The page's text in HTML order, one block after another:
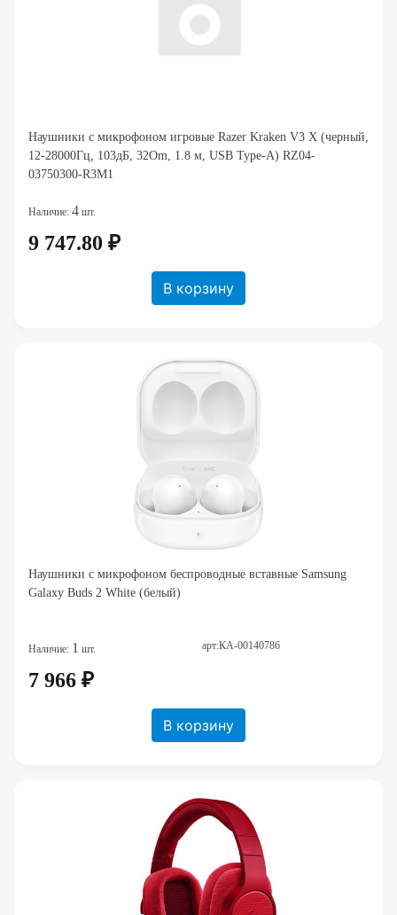
Наушники с микрофоном игровые Razer Kraken V3 X (черный,
12-28000Гц, 103дБ, 32Om, 1.8 м, USB Type-A) RZ04-
03750300-R3M1
Наличие: 4 шт.
9 747.80 ₽
В корзину
Наушники c микрофоном беспроводные вставные Samsung
Galaxy Buds 2 White (белый)
Наличие: 1 шт. арт:КА-00140786
7 966 ₽
В корзину